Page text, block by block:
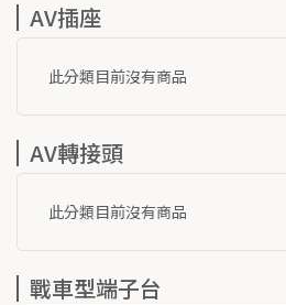
AV插座
此分類目前沒有商品
AV轉接頭
此分類目前沒有商品
戰車型端子台